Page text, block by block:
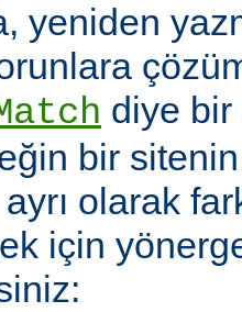
yeniden
diye
bir
olarak
için